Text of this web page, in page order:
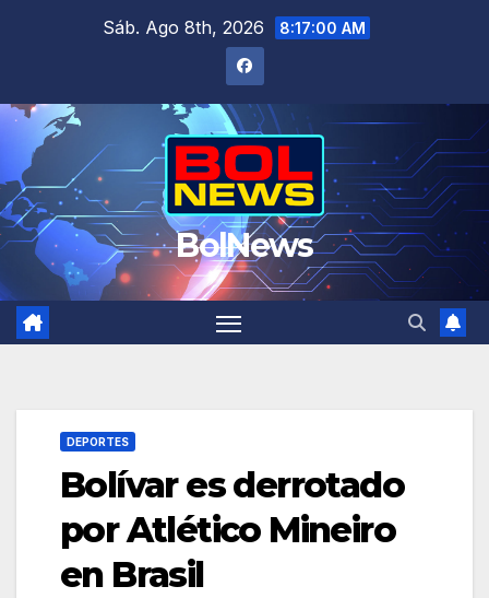
Sáb. Ago 8th, 2026 8:17:01 AM
BolNews
DEPORTES
Bolívar es derrotado
por Atlético Mineiro
en Brasil